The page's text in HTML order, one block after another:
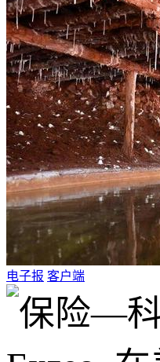
电子报 客户端